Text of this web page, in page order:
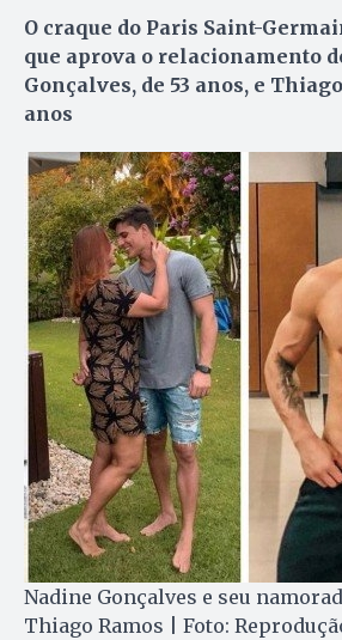
O craque do Paris Saint-
que aprova o relacionamento
Gonçalves, de 53 anos, e
anos
Nadine Gonçalves e seu
Thiago Ramos | Foto: